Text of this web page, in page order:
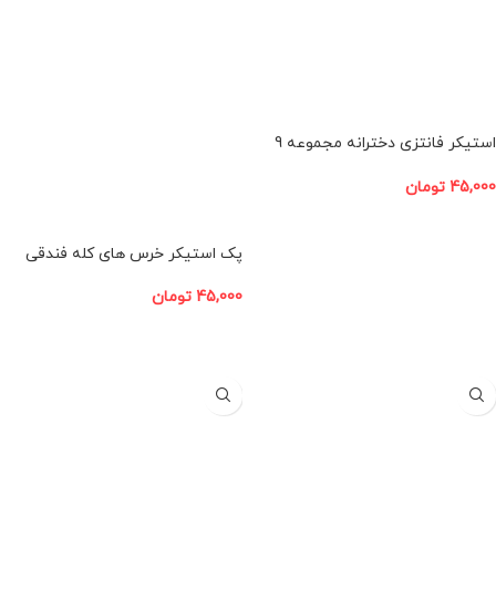
استیکر فانتزی دخترانه مجموعه 9
45,000 تومان
پک استیکر خرس های کله فندقی
45,000 تومان